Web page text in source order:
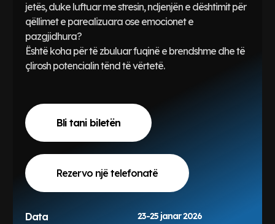
jetës, duke luftuar me stresin, ndjenjën e dështimit për
qëllimet e parealizuara ose emocionet e
pazgjidhura?
Është koha për të zbuluar fuqinë e brendshme dhe të
çlirosh potencialin tënd të vërtetë.
Bli tani biletën
Rezervo një telefonatë
Data 23-25 janar 2026